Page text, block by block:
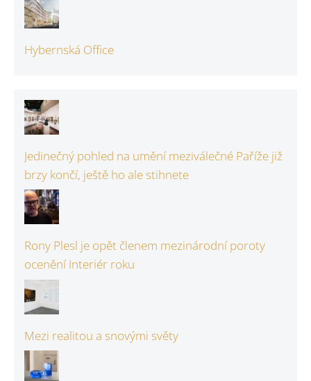
Hybernská Office
Jedinečný pohled na umění meziválečné Paříže již
brzy končí, ještě ho ale stihnete
Rony Plesl je opět členem mezinárodní poroty
ocenění Interiér roku
Mezi realitou a snovými světy